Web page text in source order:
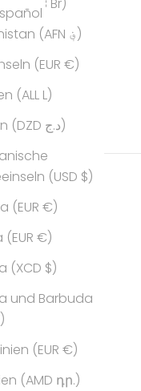
Afghanistan (AFN ؋)
(EUR €)
(ALL L)
Algerien (DZD د.ج)
(USD $)
(EUR €)
€)
(XCD $)
und Barbuda
(EUR €)
(AMD դր.)